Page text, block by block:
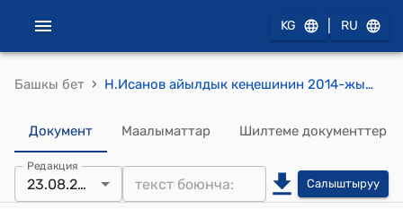
KG RU
Башкы бет › Н.Исанов айылдык кеңешинин 2014-жылдын 23-августундагы № 26/4 "Айыл өкмөтүнө караштуу 30,0 га чөп орунду жөнүндө" токтому
Документ Маалыматтар Шилтеме документтер
Редакция
23.08.2014 Салыштыруу